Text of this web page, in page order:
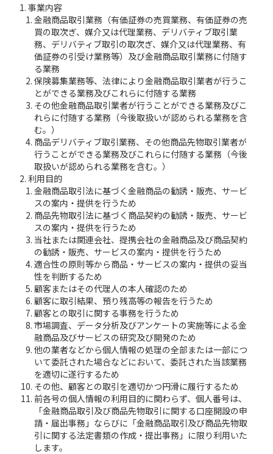
事業内容
金融商品取引業務（有価証券の売買業務、有価証券の売
買の取次ぎ、媒介又は代理業務、デリバティブ取引業
務、デリバティブ取引の取次ぎ、媒介又は代理業務、有
価証券の引受け業務等）及び金融商品取引業務に付随す
る業務
保険募集業務等、法律により金融商品取引業者が行うこ
とができる業務及びこれらに付随する業務
その他金融商品取引業者が行うことができる業務及びこ
れらに付随する業務（今後取扱いが認められる業務を含
む。）
商品デリバティブ取引業務、その他商品先物取引業者が
行うことができる業務及びこれらに付随する業務（今後
取扱いが認められる業務を含む。）
利用目的
金融商品取引法に基づく金融商品の勧誘・販売、サービ
スの案内・提供を行うため
商品先物取引法に基づく商品契約の勧誘・販売、サービ
スの案内・提供を行うため
当社または関連会社、提携会社の金融商品及び商品契約
の勧誘・販売、サービスの案内・提供を行うため
適合性の原則等から商品・サービスの案内・提供の妥当
性を判断するため
顧客またはその代理人の本人確認のため
顧客に取引結果、預り残高等の報告を行うため
顧客との取引に関する事務を行うため
市場調査、データ分析及びアンケートの実施等による金
融商品及びサービスの研究及び開発のため
他の業者などから個人情報の処理の全部または一部につ
いて委託された場合などにおいて、委託された当該業務
を適切に遂行するため
その他、顧客との取引を適切かつ円滑に履行するため
前各号の個人情報の利用目的に関わらず、個人番号は、
「金融商品取引及び商品先物取引に関する口座開設の申
請・届出事務」ならびに「金融商品取引及び商品先物取
引に関する法定書類の作成・提出事務」に限り利用いた
します。